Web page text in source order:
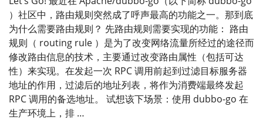
）社区中，路由规则突然成了呼声最高的功能之一。那到底
为什么需要路由规则？ 先路由规则需要实现的功能： 路由
规则（ routing rule ）是为了改变网络流量所经过的途径而
修改路由信息的技术，主要通过改变路由属性（包括可达
性）来实现。在发起一次 RPC 调用前起到过滤目标服务器
地址的作用，过滤后的地址列表，将作为消费端最终发起
RPC 调用的备选地址。 试想该下场景：使用 dubbo-go 在
生产环境上，排 …